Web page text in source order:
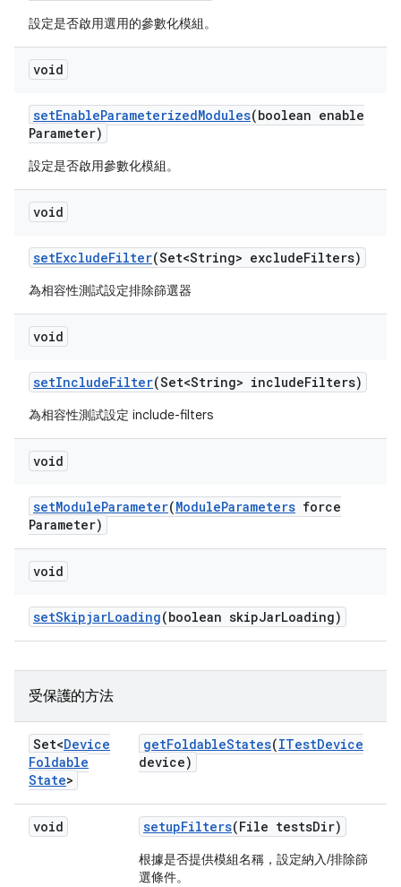
設定是否啟用選用的參數化模組。
void
setEnableParameterizedModules(boolean enable
Parameter)
設定是否啟用參數化模組。
void
setExcludeFilter(Set<String> excludeFilters)
為相容性測試設定排除篩選器
void
setIncludeFilter(Set<String> includeFilters)
為相容性測試設定 include-filters
void
setModuleParameter(ModuleParameters force
Parameter)
void
setSkipjarLoading(boolean skipJarLoading)
受保護的方法
Set<Device
Foldable
State>
getFoldableStates(ITestDevice
device)
void setupFilters(File testsDir)
根據是否提供模組名稱，設定納入/排除篩
選條件。